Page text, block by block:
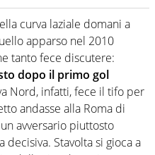
numerose manifestazioni
e testate. Esperienza,
memoria storica. Si occupa
curva laziale domani a
apparso nel 2010
tanto fece discutere:
dopo il primo gol
Nord, infatti, fece il tifo per
andasse alla Roma di
avversario piuttosto
Stavolta si gioca a